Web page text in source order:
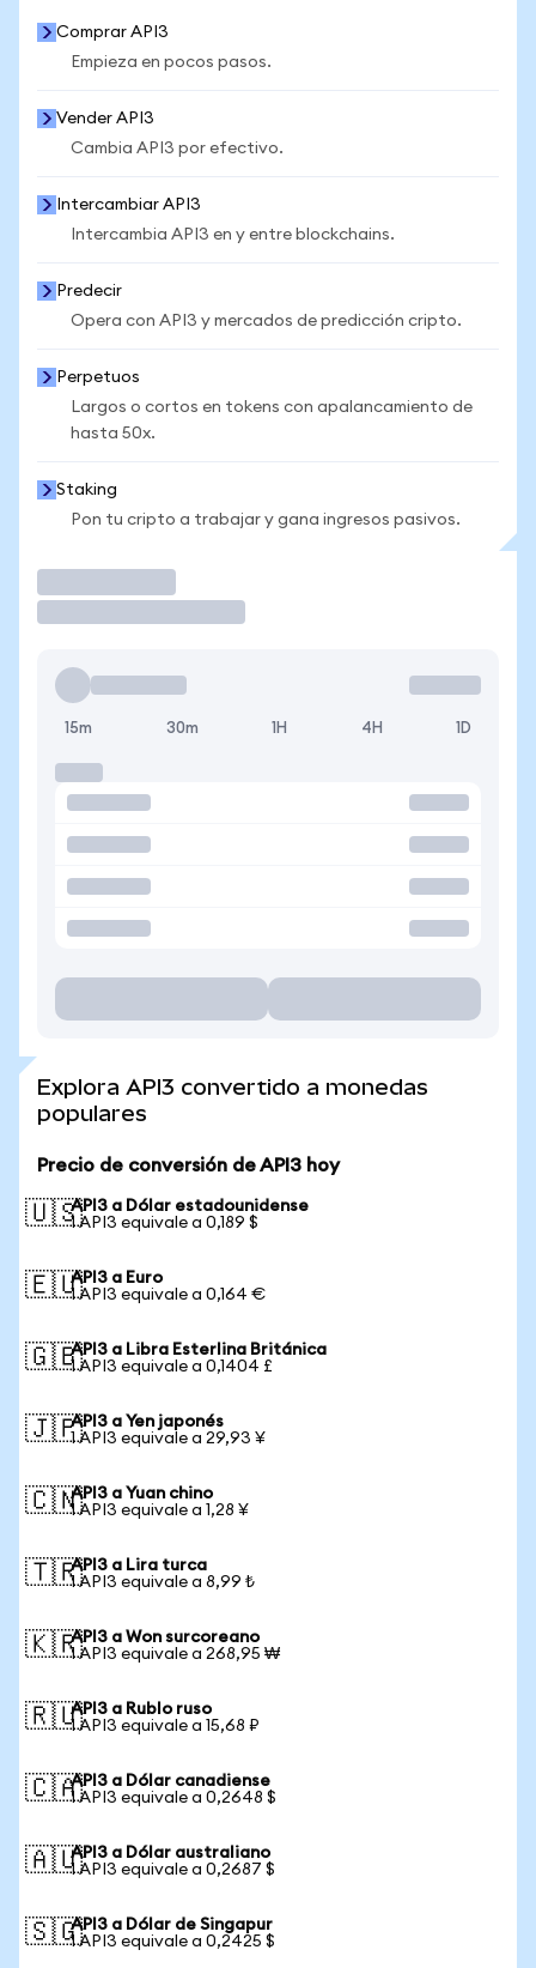
Comprar API3
Empieza en pocos pasos.
Vender API3
Cambia API3 por efectivo.
Intercambiar API3
Intercambia API3 en y entre blockchains.
Predecir
Opera con API3 y mercados de predicción cripto.
Perpetuos
Largos o cortos en tokens con apalancamiento de
hasta 50x.
Staking
Pon tu cripto a trabajar y gana ingresos pasivos.
15m 30m 1H 4H 1D
Explora API3 convertido a monedas
populares
Precio de conversión de API3 hoy
🇺🇸API3 a Dólar estadounidense
1 API3 equivale a 0,189 $
🇪🇺API3 a Euro
1 API3 equivale a 0,164 €
🇬🇧API3 a Libra Esterlina Británica
1 API3 equivale a 0,1404 £
🇯🇵API3 a Yen japonés
1 API3 equivale a 29,93 ¥
🇨🇳API3 a Yuan chino
1 API3 equivale a 1,28 ¥
🇹🇷API3 a Lira turca
1 API3 equivale a 8,99 ₺
🇰🇷API3 a Won surcoreano
1 API3 equivale a 268,95 ₩
🇷🇺API3 a Rublo ruso
1 API3 equivale a 15,68 ₽
🇨🇦API3 a Dólar canadiense
1 API3 equivale a 0,2648 $
🇦🇺API3 a Dólar australiano
1 API3 equivale a 0,2687 $
🇸🇬API3 a Dólar de Singapur
1 API3 equivale a 0,2425 $